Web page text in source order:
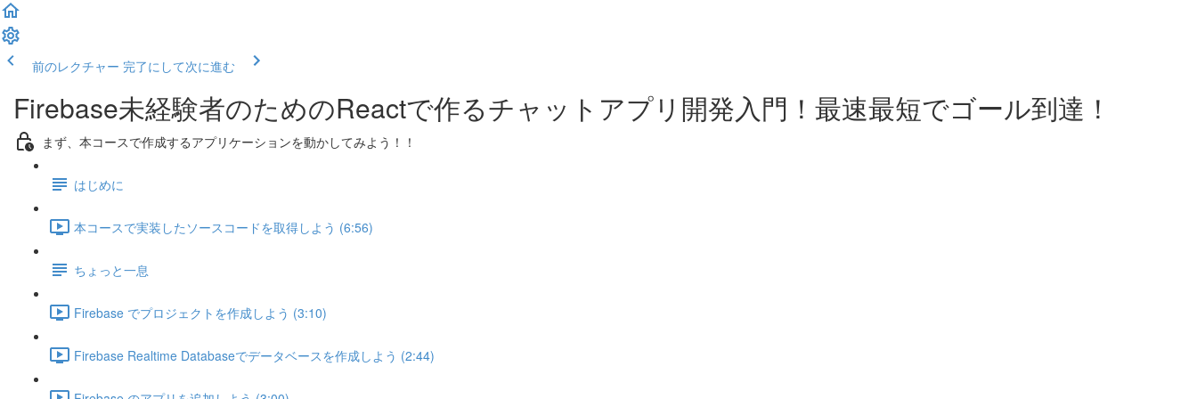
前のレクチャー 完了にして次に進む
Firebase未経験者のためのReactで作るチャットアプリ開発入門！最速最短でゴール到達！
まず、本コースで作成するアプリケーションを動かしてみよう！！
はじめに
本コースで実装したソースコードを取得しよう (6:56)
ちょっと一息
Firebase でプロジェクトを作成しよう (3:10)
Firebase Realtime Databaseでデータベースを作成しよう (2:44)